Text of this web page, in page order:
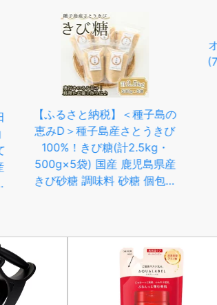
種子島の
とうきび
2.5kg・
児島県産
糖 個包装
オーサワの有機すりごま 白
(70g*3コセット)【org_3】
【オーサワ】